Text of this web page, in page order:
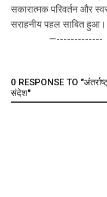
सकारात्मक परिवर्तन और
सराहनीय पहल साबित हुआ।
—-------------
0 RESPONSE TO
संदेश"